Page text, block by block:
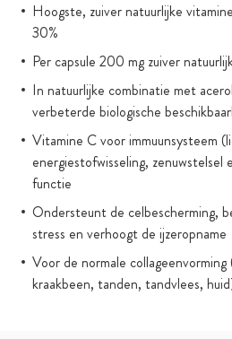
Hoogste, zuiver natuurlijke
30%
Per capsule 200 mg zuiver
In natuurlijke combinatie met
verbeterde biologische
Vitamine C voor immuunsysteem
energiestofwisseling, zenuwstelsel
functie
Ondersteunt de celbescherming,
stress en verhoogt de ijzeropname
Voor de normale
kraakbeen, tanden, tandvlees,